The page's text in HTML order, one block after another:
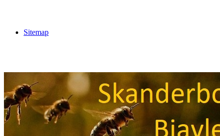
Sitemap